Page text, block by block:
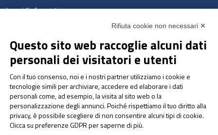
Internal Medicine, Geriatrics and Rheumatology
Nutrition and Metabolism
Orthopaedics and Traumatology
Paediatrics
Night-time rest
Raw materials
Sports nutrition
Leggi l'informativa
© 2025 PharmaNutra SpA - All rights reserved
Rifiuta cookie non necessari ✕
Questo sito web raccoglie alcuni dati
personali dei visitatori e utenti
Con il tuo consenso, noi e i nostri partner utilizziamo i cookie e
tecnologie simili per archiviare, accedere ed elaborare i dati
personali come, ad esempio, la visita al sito web o la
personalizzazione degli annunci. Poiché rispettiamo il tuo diritto alla
privacy, è possibile scegliere di non consentire alcuni tipi di cookie.
Clicca su preferenze GDPR per saperne di più.